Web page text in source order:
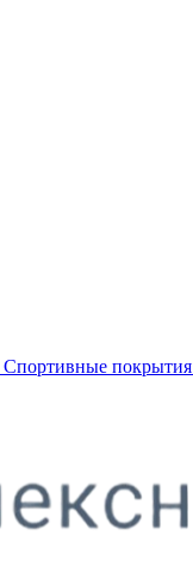
Спортивные покрытия